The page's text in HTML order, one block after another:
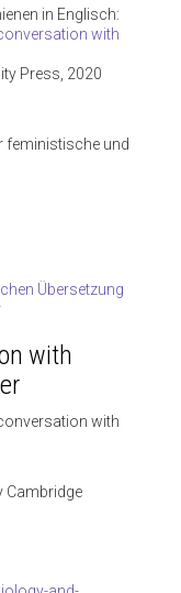
in Englisch:
with
Press, 2020
feministische und
Übersetzung
with
with
Cambridge